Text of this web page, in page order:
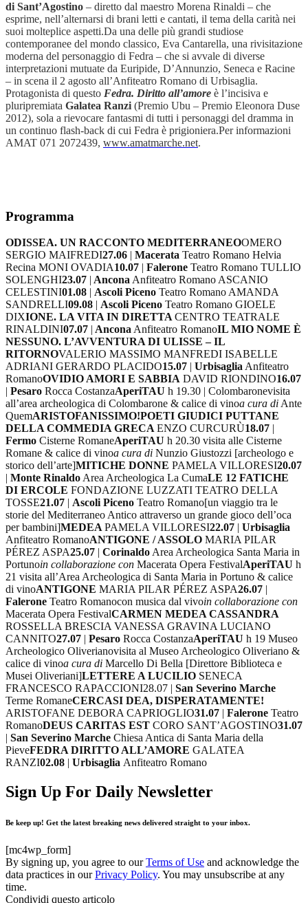
di Sant’Agostino – diretto dal maestro Morena Rinaldi – che
esprime, nell’alternarsi di brani letti e cantati, il tema della carità nei
suoi molteplice aspetti.Da una delle più grandi studiose
contemporanee del mondo classico, Eva Cantarella, una rivisitazione
moderna del personaggio di Fedra – che si avvale di diverse
interpretazioni mutuate da Euripide, D’Annunzio, Seneca e Racine
– in scena il 2 agosto all’Anfiteatro Romano di Urbisaglia.
Protagonista di questo Fedra. Diritto all’amore è l’incisiva e
pluripremiata Galatea Ranzi (Premio Ubu – Premio Eleonora Duse
2012), sola a rievocare fantasmi di tutti i personaggi del dramma in
un continuo flash-back di cui Fedra è prigioniera.Per informazioni
AMAT 071 2072439, www.amatmarche.net.
Programma
ODISSEA. UN RACCONTO MEDITERRANEOOMERO
SERGIO MAIFREDI27.06 | Macerata Teatro Romano Helvia
Recina MONI OVADIA10.07 | Falerone Teatro Romano TULLIO
SOLENGHI23.07 | Ancona Anfiteatro Romano ASCANIO
CELESTINI01.08 | Ascoli Piceno Teatro Romano AMANDA
SANDRELLI09.08 | Ascoli Piceno Teatro Romano GIOELE
DIXIONE. LA VITA IN DIRETTA CENTRO TEATRALE
RINALDINI07.07 | Ancona Anfiteatro RomanoIL MIO NOME È
NESSUNO. L’AVVENTURA DI ULISSE – IL
RITORNOVALERIO MASSIMO MANFREDI ISABELLE
ADRIANI GERARDO PLACIDO15.07 | Urbisaglia Anfiteatro
RomanoOVIDIO AMORI E SABBIA DAVID RIONDINO16.07
| Pesaro Rocca CostanzaAperiTAU h 19.30 | Colombaronevisita
all’area archeologica di Colombarone & calice di vinoa cura di Ante
QuemARISTOFANISSIMO!POETI GIUDICI PUTTANE
DELLA COMMEDIA GRECA ENZO CURCURÙ18.07 |
Fermo Cisterne RomaneAperiTAU h 20.30 visita alle Cisterne
Romane & calice di vinoa cura di Nunzio Giustozzi [archeologo e
storico dell’arte]MITICHE DONNE PAMELA VILLORESI20.07
| Monte Rinaldo Area Archeologica La CumaLE 12 FATICHE
DI ERCOLE FONDAZIONE LUZZATI TEATRO DELLA
TOSSE21.07 | Ascoli Piceno Teatro Romano[un viaggio tra le
storie del Mediterraneo Antico attraverso un grande gioco dell’oca
per bambini]MEDEA PAMELA VILLORESI22.07 | Urbisaglia
Anfiteatro RomanoANTIGONE / ASSOLO MARIA PILAR
PÉREZ ASPA25.07 | Corinaldo Area Archeologica Santa Maria in
Portunoin collaborazione con Macerata Opera FestivalAperiTAU h
21 visita all’Area Archeologica di Santa Maria in Portuno & calice
di vinoANTIGONE MARIA PILAR PÉREZ ASPA26.07 |
Falerone Teatro Romanocon musica dal vivoin collaborazione con
Macerata Opera FestivalCARMEN MEDEA CASSANDRA
ROSSELLA BRESCIA VANESSA GRAVINA LUCIANO
CANNITO27.07 | Pesaro Rocca CostanzaAperiTAU h 19 Museo
Archeologico Oliverianovisita al Museo Archeologico Oliveriano &
calice di vinoa cura di Marcello Di Bella [Direttore Biblioteca e
Musei Oliveriani]LETTERE A LUCILIO SENECA
FRANCESCO RAPACCIONI28.07 | San Severino Marche
Terme RomaneCERCASI DEA, DISPERATAMENTE!
ARISTOFANE DEBORA CAPRIOGLIO31.07 | Falerone Teatro
RomanoDEUS CARITAS EST CORO SANT’AGOSTINO31.07
| San Severino Marche Chiesa Antica di Santa Maria della
PieveFEDRA DIRITTO ALL’AMORE GALATEA
RANZI02.08 | Urbisaglia Anfiteatro Romano
Sign Up For Daily Newsletter
Be keep up! Get the latest breaking news delivered straight to your inbox.
[mc4wp_form]
By signing up, you agree to ourTerms of Use and acknowledge the
data practices in ourPrivacy Policy. You may unsubscribe at any
time.
Condividi questo articolo